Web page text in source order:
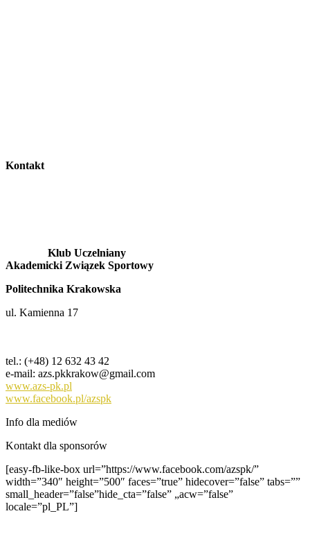
Kontakt
Klub Uczelniany
Akademicki Związek Sportowy
Politechnika Krakowska
ul. Kamienna 17
tel.: (+48) 12 632 43 42
e-mail: azs.pkkrakow@gmail.com
www.azs-pk.pl
www.facebook.pl/azspk
Info dla mediów
Kontakt dla sponsorów
[easy-fb-like-box url=”https://www.facebook.com/azspk/”
width=”340″ height=”500″ faces=”true” hidecover=”false” tabs=””
small_header=”false”hide_cta=”false” „acw=”false”
locale=”pl_PL”]